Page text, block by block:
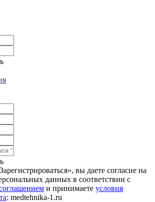
вы даете согласие на
данных в соответствии с
и принимаете условия
: medtehnika-1.ru